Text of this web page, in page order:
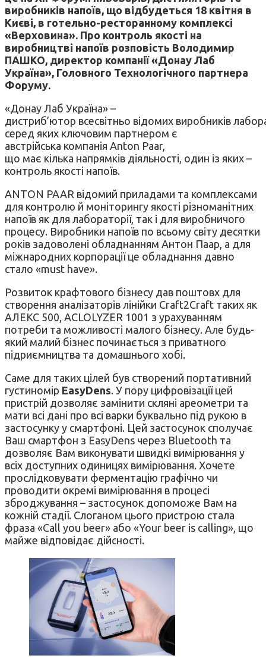
виробників напоїв, що відбудеться 18 квітня в
Києві, в готельно-ресторанному комплексі
«Верховина». Про контроль якості на
виробництві напоїв розповість Володимир
ПАШКО, директор компанії «Донау Лаб
Україна», Головного Технологічного партнера
Форуму.
«Донау Лаб Україна» –
дистриб’ютор всесвітньо відомих виробників
серед яких ключовим партнером є
австрійська компанія Anton Paar,
що має кілька напрямків діяльності, один із яких –
контроль якості напоїв.
ANTON PAAR відомий приладами та комплексами
для контролю й моніторингу якості різноманітних
напоїв як для лабораторії, так і для виробничого
процесу. Виробники напоїв по всьому світу десятки
років задоволені обладнанням Антон Паар, а для
міжнародних корпорації це обладнання давно
стало «must have».
Розвиток крафтового бізнесу дав поштовх для
створення аналізаторів лінійки Craft2Craft таких як
АЛЕКС 500, ACLOLYZER 1001 з урахуванням
потреби та можливості малого бізнесу. Але будь-
який малий бізнес починається з приватного
підриємництва та домашнього хобі.
Саме для таких цілей був створений портативний
густиномір EasyDens. У пору цифровізації цей
пристрій дозволяє замінити скляні ареометри та
мати всі дані про всі варки буквально під рукою в
застосунку у смартфоні. Цей застосунок сполучає
Ваш смартфон з EasyDens через Bluetooth та
дозволяє Вам виконувати швидкі вимірювання у
всіх доступних одиницях вимірювання. Хочете
прослідковувати ферментацію графічно чи
проводити окремі вимірювання в процесі
зброджування – застосунок допоможе Вам на
кожній стадії. Слоганом цього пристрою стала
фраза «Call you beer» або «Your beer is calling», що
майже відповідає дійсності.